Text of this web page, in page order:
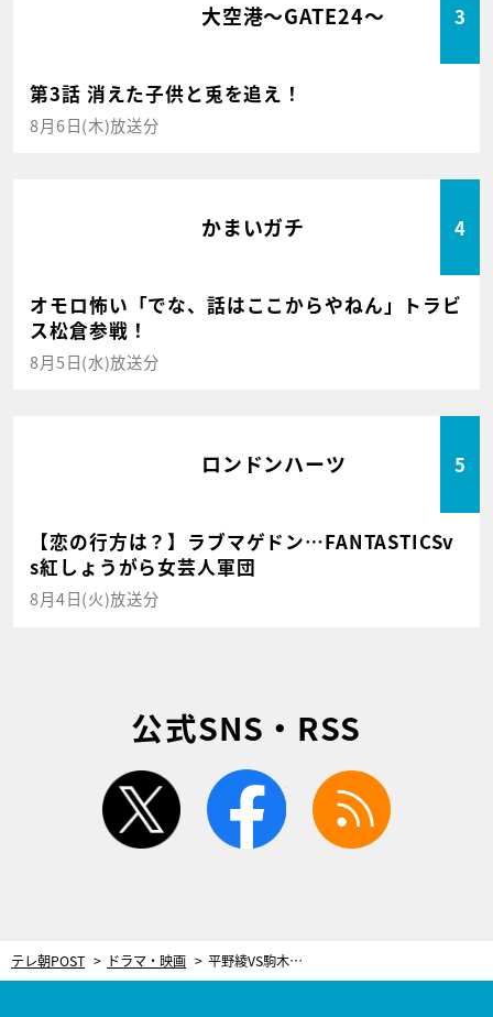
大空港～GATE24～ 3
第3話 消えた子供と兎を追え！
8月6日(木)放送分
かまいガチ 4
オモロ怖い「でな、話はここからやねん」トラビ
ス松倉参戦！
8月5日(水)放送分
ロンドンハーツ 5
【恋の行方は？】ラブマゲドン…FANTASTICSv
s紅しょうがら女芸人軍団
8月4日(火)放送分
公式SNS・RSS
twitter facebook
テレ朝POST ドラマ・映画 平野綾VS駒木根葵汰、ガチのぶつかり合い！“早口ケンカ”に圧倒される＜伝説の頭 翔＞